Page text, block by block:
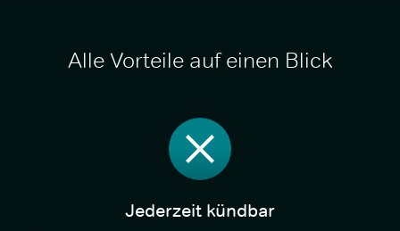
Alle Vorteile auf einen Blick
Jederzeit kündbar